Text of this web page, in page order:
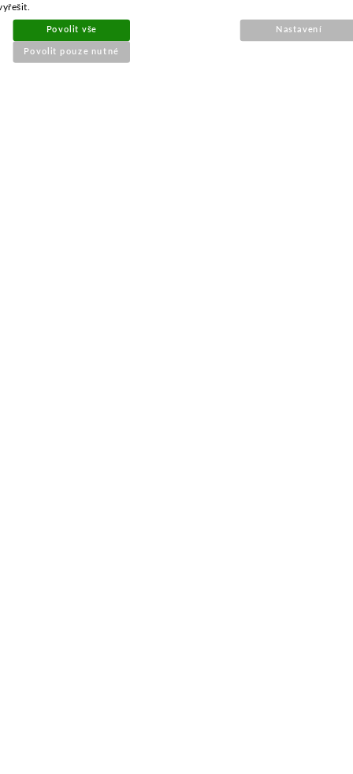
rozteč-65,0 mm
průměr vnějších děr-8,5 mm
Povolit vše
Povolit pouze nutné
Nastavení